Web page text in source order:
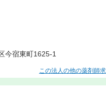
今宿東町1625-1
この法人の他の薬剤師